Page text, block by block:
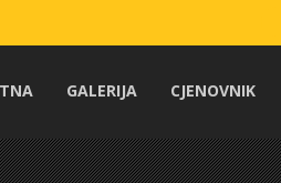
GALERIJA CJENOVNIK